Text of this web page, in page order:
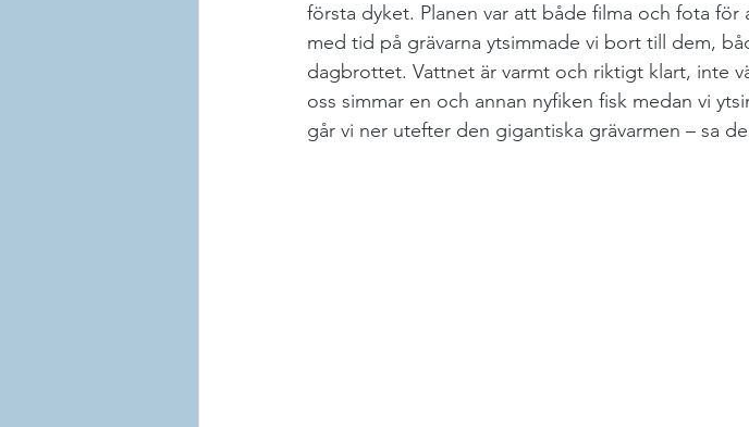
första dyket. Planen var att både filma och fota
med tid på grävarna ytsimmade vi bort till dem,
dagbrottet. Vattnet är varmt och riktigt klart, inte
oss simmar en och annan nyfiken fisk medan vi
går vi ner utefter den gigantiska grävarmen – sa